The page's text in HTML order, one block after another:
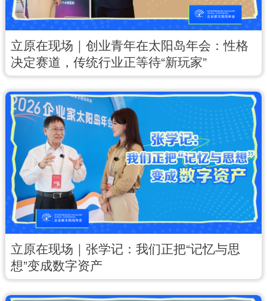
多语种频道
English Español Français
Русский язык 日本語 한국어
Deutsch Português
立原在现场｜创业青年在太阳岛年会：性格
决定赛道，传统行业正等待“新玩家”
立原在现场｜张学记：我们正把“记忆与思
想”变成数字资产